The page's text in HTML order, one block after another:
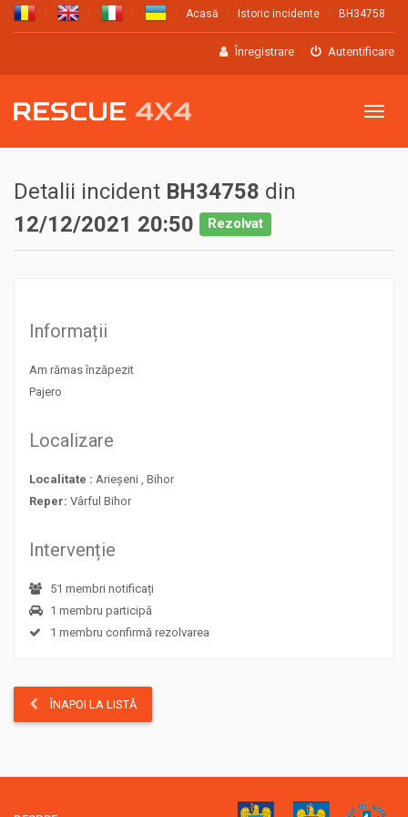
Acasă Istoric incidente BH34758
Înregistrare Autentificare
Meniu
Detalii incident BH34758 din
12/12/2021 20:50
Rezolvat
Informații
Am rămas înzăpezit
Pajero
Localizare
Localitate : Arieșeni , Bihor
Reper: Vârful Bihor
Intervenție
51 membri notificați
1 membru participă
1 membru confirmă rezolvarea
ÎNAPOI LA LISTĂ